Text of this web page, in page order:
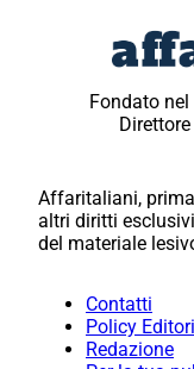
Fondato
Affaritaliani,
altri diritti
del materiale
Contatti
Policy
Redazione